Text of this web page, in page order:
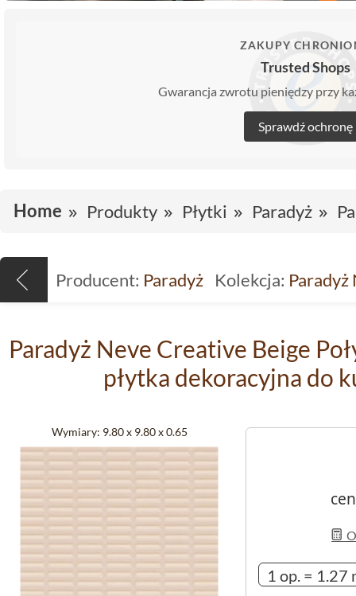
ZAKUPY
Trusted Shops
Gwarancja zwrotu pieniędzy przy
Sprawdź ochronę
Home Produkty Płytki Paradyż
Producent: Paradyż Kolekcja:
Paradyż Neve Creative Beige
płytka dekoracyjna do
Wymiary: 9.80 x 9.80 x 0.65